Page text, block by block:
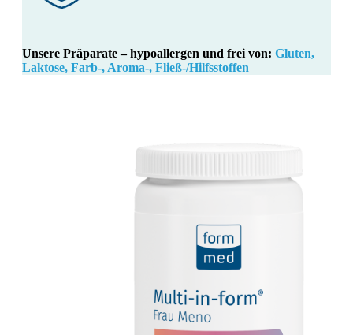
Unsere Präparate – hypoallergen und frei von: Gluten,
Laktose, Farb-, Aroma-, Fließ-/Hilfsstoffen